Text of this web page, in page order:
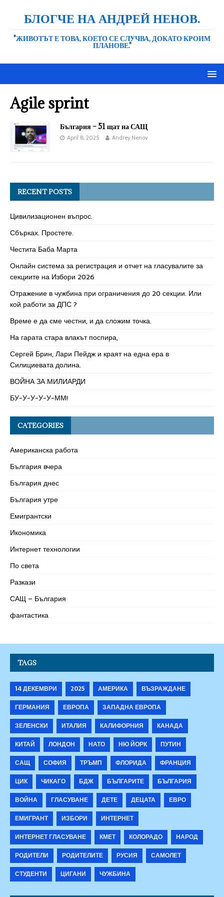
БЛОГЧЕ НА АНДРЕЙ НЕНОВ.
"ЖИВОТЪТ Е ТОВА, КОЕТО СЕ СЛУЧВА, ДОКАТО КРОИМ
ПЛАНОВЕ."
Agile sprint
България – 51 щат на САЩ
April 8, 2025 Andrey Nenov
RECENT POSTS
Цивилизационен въпрос.
Сбърках. Простете.
Честита Баба Марта
Онлайн система за регистрация и отчет на гласувалите за
секциите на Избори 2026
Отражение в чужбина при ограничения до 20 секции. Или
кой работи за ДПС ?
Време е да сме честни, и да сложим точка.
На гарата стара влакът поспира,
Сергей Брин, Лари Пейдж и краят на една ера в
Силициевата долина.
ВОЙНА ЗА МИЛИАРДИ
БУ-У-У-У-У-ММ!
CATEGORIES
Американска работа
България вчера
България днес
България утре
Емигрантски
Икономика
Интернет технологии
По света
Разкази
САЩ – България
фантастика
TAGS
14 ДЕКЕМВРИ 2025 АМЕРИКА
ВЪЗРАЖДАНЕ
ГЕРМАНИЯ
ЕВРОПА
ЗАПАДНА ЕВРОПА
ЗЕЛЕНСКИ
ИТАЛИЯ КАЛИФОРНИЯ
КАНАДА
КИТАЙ
ЛОНДОН НАТО НЮ ЙОРК
ПУТИН
САЩ
СОФИЯ ТРЪМП ФЛОРИДА
ФРАНЦИЯ
ЦИК
ЧИКАГО БДЖ БЪЛГАРИТЕ
БЪЛГАРИЯ
ВОЙНА
ГЛАСУВАНЕ ДЕТЕ ДЕЦАТА
ЕВРО
ЕМИГРАНТ
ИЗБОРИ
ИНТЕРНЕТ
ИНТЕРНЕТ ГЛАСУВАНЕ
КМЕТ КОЛОРАДО
НАРОД
РОДИТЕЛИ
РОДИТЕЛИТЕ РУСИЯ
САМОЛЕТ
СТУДЕНТИ
ЦИГАНИ ЧУЖБИНА